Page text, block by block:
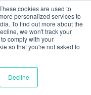
cookies are used to
personalized services to
To find out more about the
we won't track your
comply with your
so that you're not asked to
Decline